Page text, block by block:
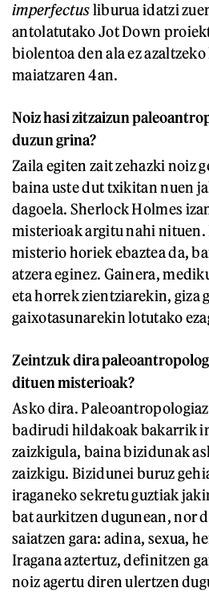
imperfectusliburua idatzi
antolatutako Jot Down
biolentoa den ala ez
maiatzaren 4an.
Noiz hasi zitzaizun
duzun grina?
Zaila egiten zait zehazki noiz
baina uste dut txikitan nuen
dagoela. Sherlock Holmes
misterioak argitu nahi
misterio horiek ebaztea da,
atzera eginez. Gainera,
eta horrek zientziarekin, giza
gaixotasunarekin lotutako
Zeintzuk dira
dituen misterioak?
Asko dira.
badirudi hildakoak bakarrik
zaizkigula, baina bizidunak
zaizkigu. Bizidunei buruz
iraganeko sekretu guztiak
bat aurkitzen dugunean, nor
saiatzen gara: adina, sexua,
Iragana aztertuz, definitzen
noiz agertu diren ulertzen